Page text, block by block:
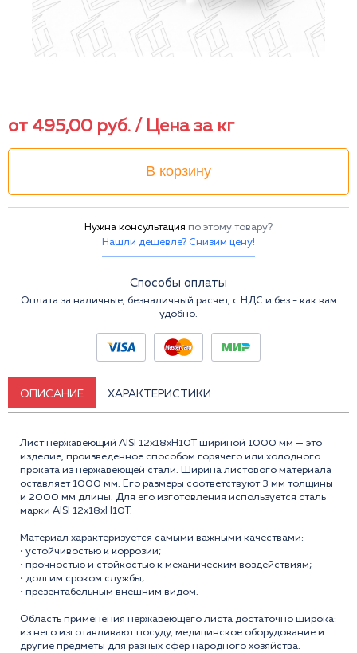
от 495,00 руб. / Цена за кг
В корзину
Нужна консультация по этому товару?
Нашли дешевле? Снизим цену!
Способы оплаты
Оплата за наличные, безналичный расчет, с НДС и без - как вам
удобно.
ОПИСАНИЕ ХАРАКТЕРИСТИКИ
Лист нержавеющий AISI 12x18xH10T шириной 1000 мм — это
изделие, произведенное способом горячего или холодного
проката из нержавеющей стали. Ширина листового материала
оставляет 1000 мм. Его размеры соответствуют 3 мм толщины
и 2000 мм длины. Для его изготовления используется сталь
марки AISI 12x18xH10T.
Материал характеризуется самыми важными качествами:
• устойчивостью к коррозии;
• прочностью и стойкостью к механическим воздействиям;
• долгим сроком службы;
• презентабельным внешним видом.
Область применения нержавеющего листа достаточно широка:
из него изготавливают посуду, медицинское оборудование и
другие предметы для разных сфер народного хозяйства.